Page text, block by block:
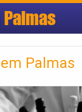
Palmas
Palmas